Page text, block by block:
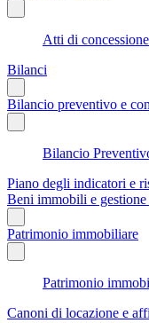
Atti di
Bilanci
Bilancio preventivo e
Bilancio
Piano degli indicatori e
Beni immobili e
Patrimonio immobiliare
Patrimonio
Canoni di locazione e